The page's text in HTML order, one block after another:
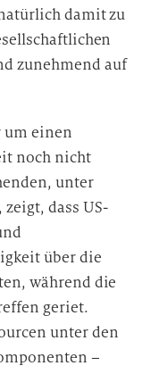
damit zu
zunehmend auf
um einen
noch nicht
unter
dass US-
über die
während die
geriet.
unter den
–